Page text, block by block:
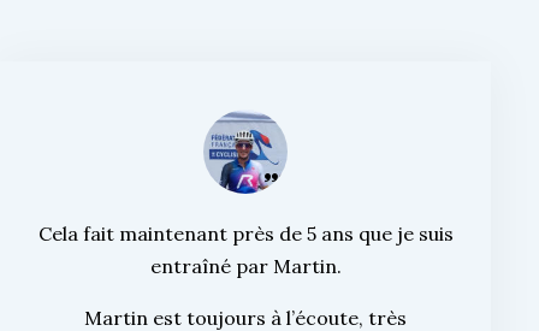
Cela fait maintenant près de 5 ans que je suis
entraîné par Martin.
Martin est toujours à l’écoute, très